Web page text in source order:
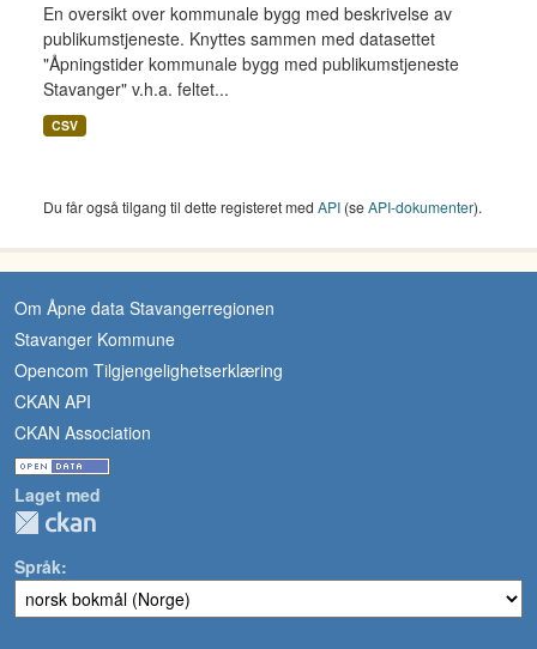
En oversikt over kommunale bygg med beskrivelse av
publikumstjeneste. Knyttes sammen med datasettet
"Åpningstider kommunale bygg med publikumstjeneste
Stavanger" v.h.a. feltet...
CSV
Du får også tilgang til dette registeret med API (seAPI-dokumenter).
Om Åpne data Stavangerregionen
Stavanger Kommune
Opencom Tilgjengelighetserklæring
CKAN API
CKAN Association
Laget med
Språk